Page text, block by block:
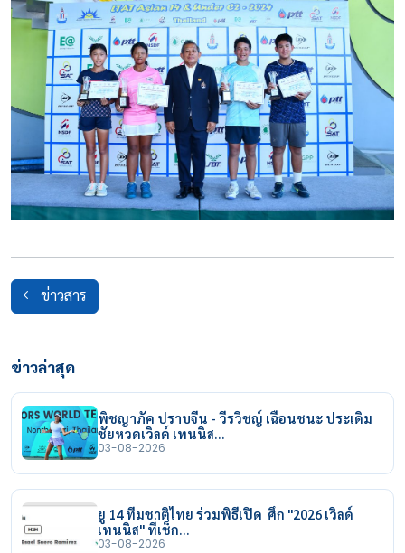
ข่าวสาร
ข่าวล่าสุด
พิชญาภัค ปราบจีน - วีรวิชญ์ เฉือนชนะ ประเดิม
ชัยหวดเวิลด์ เทนนิส…
03-08-2026
ยู 14 ทีมชาติไทย ร่วมพิธีเปิด ศึก "2026 เวิลด์
เทนนิส" ที่เช็ก…
03-08-2026